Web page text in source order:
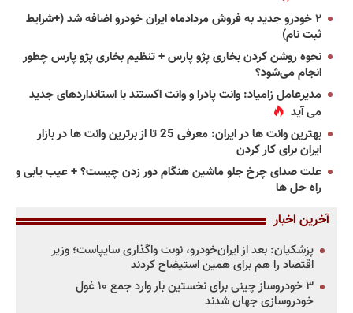
۲ خودرو جدید به فروش مردادماه ایران خودرو اضافه شد (+شرایط
ثبت نام)
نحوه روشن کردن بخاری پژو پارس + تنظیم بخاری پژو پارس چطور
انجام می‌شود؟
مدیرعامل زامیاد: وانت پادرا و وانت اکستند با استانداردهای جدید
می آید
بهترین وانت ها در ایران: معرفی 25 تا از برترین وانت ها در بازار
ایران برای کار کردن
علت صدای چرخ جلو ماشین هنگام دور زدن چیست؟ + عیب یابی و
راه حل ها
آخرین اخبار
پزشکیان: بعد از ایران‌خودرو، نوبت واگذاری سایپاست؛ وزیر
اقتصاد را هم برای همین استیضاح کردند
۳ خودروساز چینی برای نخستین بار وارد جمع ۱۰ غول
خودروسازی جهان شدند